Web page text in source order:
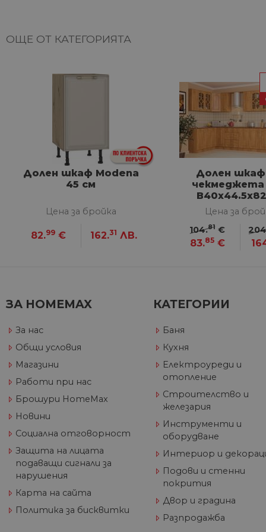
ОЩЕ ОТ КАТЕГОРИЯТА
Долен шкаф Modena
45 см
Цена за бройка
82.99 € 162.31 ЛВ.
Долен шкаф
чекмеджета
Цена за
104.81 €
83.85 €
ЗА HOMEMAX
За нас
Общи условия
Магазини
Работи при нас
Брошури HomeMax
Новини
Социална отговорност
Защита на лицата
подаващи сигнали за
нарушения
Карта на сайта
Политика за бисквитки
КАТЕГОРИИ
Баня
Кухня
Електроуреди и
отопление
Строителство и
железария
Инструменти и
оборудване
Интериор и
Подови и стенни
покрития
Двор и градина
Разпродажба
Строго необходимите
акаунта. Уебсайтът не
Име
__cf_bm
G_ENABLED_IDPS
_ga_32J9YV418P
__utmc
Име
YSC
VISITOR_INFO1_LIVE
IDE
test_cookie
_fbp
Google Privacy